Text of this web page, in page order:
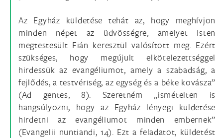
Az Egyház küldetése tehát az, hogy meghívjon
minden népet az üdvösségre, amelyet Isten
megtestesült Fián keresztül valósított meg. Ezért
szükséges, hogy megújult elkötelezettséggel
hirdessük az evangéliumot, amely a szabadság, a
fejlődés, a testvériség, az egység és a béke kovásza”
(Ad gentes, 8). Szeretném „ismételten is
hangsúlyozni, hogy az Egyház lényegi küldetése
hirdetni az evangéliumot minden embernek”
(Evangelii nuntiandi, 14). Ezt a feladatot, küldetést